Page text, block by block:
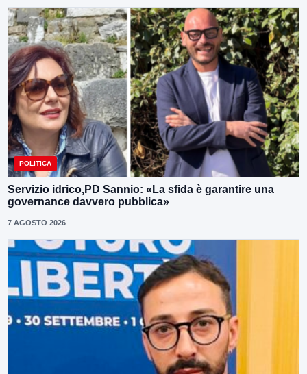
POLITICA
Servizio idrico,PD Sannio: «La sfida è garantire una
governance davvero pubblica»
7 AGOSTO 2026